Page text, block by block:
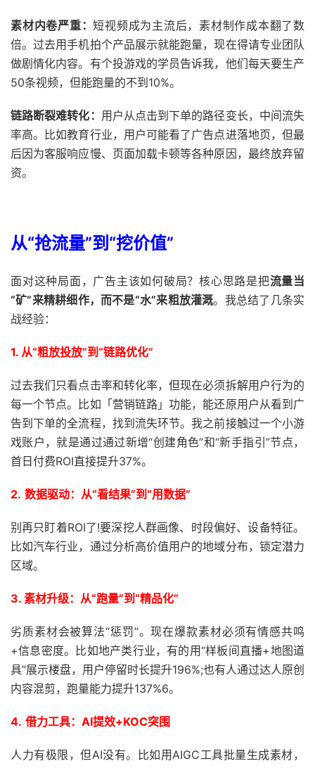
素材内卷严重：短视频成为主流后，素材制作成本翻了数
倍。过去用手机拍个产品展示就能跑量，现在得请专业团队
做剧情化内容。有个投游戏的学员告诉我，他们每天要生产
50条视频，但能跑量的不到10%。
链路断裂难转化： 用户从点击到下单的路径变长，中间流失
率高。比如教育行业，用户可能看了广告点进落地页，但最
后因为客服响应慢、页面加载卡顿等各种原因，最终放弃留
资。
从“抢流量”到“挖价值”
面对这种局面，广告主该如何破局？核心思路是把流量当
“矿”来精耕细作，而不是“水”来粗放灌溉。我总结了几条实
战经验：
1. 从“粗放投放”到“链路优化”
过去我们只看点击率和转化率，但现在必须拆解用户行为的
每一个节点。比如「营销链路」功能，能还原用户从看到广
告到下单的全流程，找到流失环节。我之前接触过一个小游
戏账户，就是通过通过新增“创建角色”和“新手指引”节点，
首日付费ROI直接提升37%。
2. 数据驱动：从“看结果”到“用数据”
别再只盯着ROI了!要深挖人群画像、时段偏好、设备特征。
比如汽车行业，通过分析高价值用户的地域分布，锁定潜力
区域。
3. 素材升级：从“跑量”到“精品化”
劣质素材会被算法“惩罚”。现在爆款素材必须有情感共鸣
+信息密度。比如地产类行业，有的用“样板间直播+地图道
具”展示楼盘，用户停留时长提升196%;也有人通过达人原创
内容混剪，跑量能力提升137%6。
4. 借力工具：AI提效+KOC突围
人力有极限，但AI没有。比如用AIGC工具批量生成素材，